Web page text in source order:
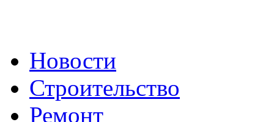
Новости
Строительство
Ремонт